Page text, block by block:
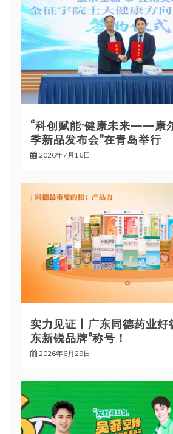
“科创赋能·健康未来——康
季新品发布会”在青岛举行
2026年7月16日
实力见证丨广东同德药业
东新锐品牌”称号！
2026年6月29日